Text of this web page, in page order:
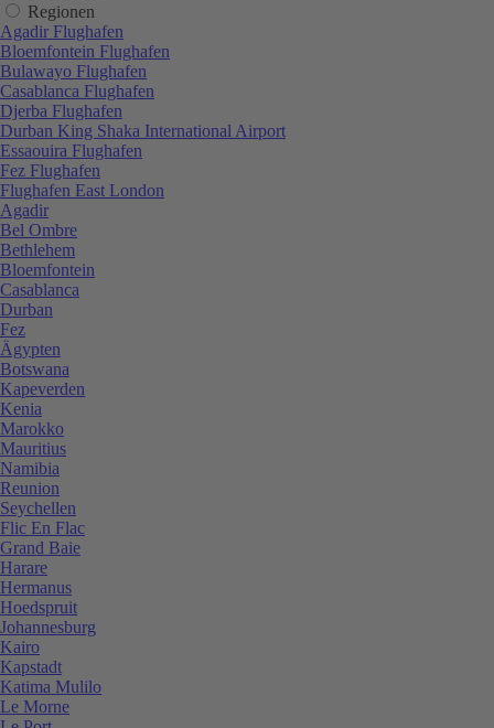
Regionen
Agadir Flughafen
Bloemfontein Flughafen
Bulawayo Flughafen
Casablanca Flughafen
Djerba Flughafen
Durban King Shaka International Airport
Essaouira Flughafen
Fez Flughafen
Flughafen East London
Agadir
Bel Ombre
Bethlehem
Bloemfontein
Casablanca
Durban
Fez
Ägypten
Botswana
Kapeverden
Kenia
Marokko
Mauritius
Namibia
Reunion
Seychellen
Flic En Flac
Grand Baie
Harare
Hermanus
Hoedspruit
Johannesburg
Kairo
Kapstadt
Katima Mulilo
Le Morne